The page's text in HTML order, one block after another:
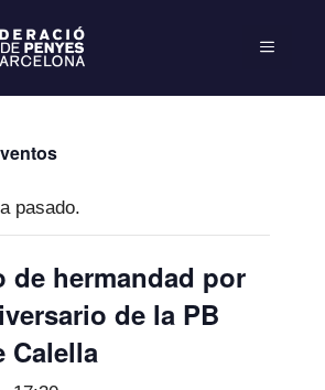
pasado.
de hermandad por
de la PB
Calella